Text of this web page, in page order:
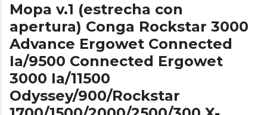
Mopa v.1 (estrecha con
apertura) Conga Rockstar 3000
Advance Ergowet Connected
Ia/9500 Connected Ergowet
3000 Ia/11500
Odyssey/900/Rockstar